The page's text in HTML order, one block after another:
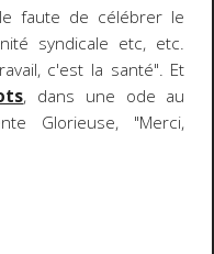
faute de célébrer le
syndicale etc, etc.
c'est la santé". Et
, dans une ode au
Glorieuse, "Merci,